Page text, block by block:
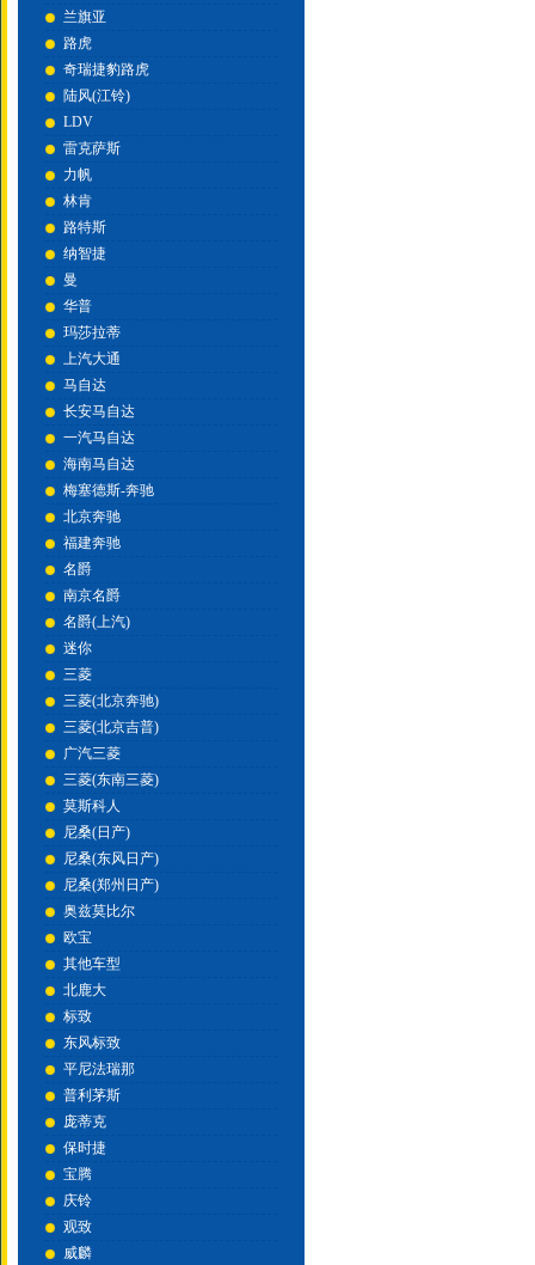
兰旗亚
路虎
奇瑞捷豹路虎
陆风(江铃)
LDV
雷克萨斯
力帆
林肯
路特斯
纳智捷
曼
华普
玛莎拉蒂
上汽大通
马自达
长安马自达
一汽马自达
海南马自达
梅塞德斯-奔驰
北京奔驰
福建奔驰
名爵
南京名爵
名爵(上汽)
迷你
三菱
三菱(北京奔驰)
三菱(北京吉普)
广汽三菱
三菱(东南三菱)
莫斯科人
尼桑(日产)
尼桑(东风日产)
尼桑(郑州日产)
奥兹莫比尔
欧宝
其他车型
北鹿大
标致
东风标致
平尼法瑞那
普利茅斯
庞蒂克
保时捷
宝腾
庆铃
观致
威麟